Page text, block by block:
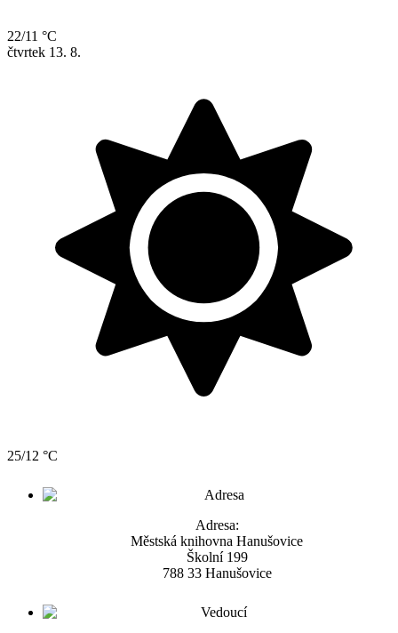
22/11 °C
čtvrtek 13. 8.
25/12 °C
Adresa:
Městská knihovna Hanušovice
Školní 199
788 33 Hanušovice